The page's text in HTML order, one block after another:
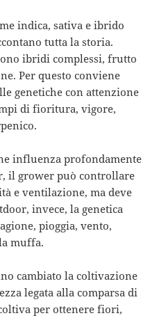
indica, sativa e ibrido
tutta la storia.
ibridi complessi, frutto
Per questo conviene
genetiche con attenzione
di fioritura, vigore,
influenza profondamente
il grower può controllare
e ventilazione, ma deve
invece, la genetica
pioggia, vento,
muffa.
cambiato la coltivazione
legata alla comparsa di
per ottenere fiori,